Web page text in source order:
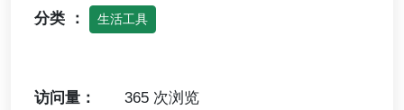
分类 ： 生活工具
访问量： 365 次浏览